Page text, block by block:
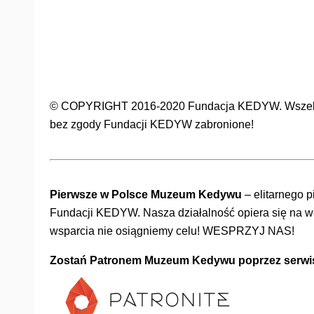
© COPYRIGHT 2016-2020 Fundacja KEDYW.
bez zgody Fundacji KEDYW zabronione!
Pierwsze w Polsce Muzeum Kedywu – elitarnego
Fundacji KEDYW. Nasza działalność opiera się na
wsparcia nie osiągniemy celu! WESPRZYJ NAS!
Zostań Patronem Muzeum Kedywu poprzez